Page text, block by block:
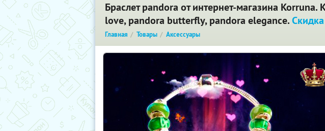
Браслет pandora от интернет-магазина
love, pandora butterfly, pandora elegance.
Главная Товары Аксессуары